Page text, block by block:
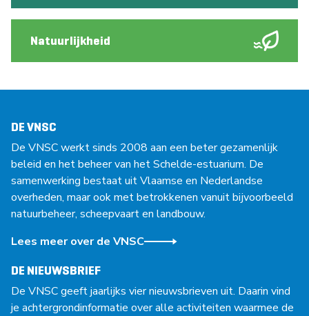
Natuurlijkheid
DE VNSC
De VNSC werkt sinds 2008 aan een beter gezamenlijk
beleid en het beheer van het Schelde-estuarium. De
samenwerking bestaat uit Vlaamse en Nederlandse
overheden, maar ook met betrokkenen vanuit bijvoorbeeld
natuurbeheer, scheepvaart en landbouw.
Lees meer over de VNSC
DE NIEUWSBRIEF
De VNSC geeft jaarlijks vier nieuwsbrieven uit. Daarin vind
je achtergrondinformatie over alle activiteiten waarmee de